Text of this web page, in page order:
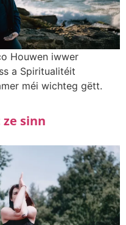
Houwen iwwer
a Spiritualitéit
méi wichteg gëtt.
sinn